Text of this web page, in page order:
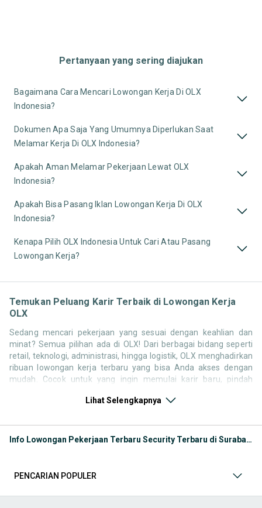
Pertanyaan yang sering diajukan
Bagaimana Cara Mencari Lowongan Kerja Di OLX
Indonesia?
Dokumen Apa Saja Yang Umumnya Diperlukan Saat
Melamar Kerja Di OLX Indonesia?
Apakah Aman Melamar Pekerjaan Lewat OLX
Indonesia?
Apakah Bisa Pasang Iklan Lowongan Kerja Di OLX
Indonesia?
Kenapa Pilih OLX Indonesia Untuk Cari Atau Pasang
Lowongan Kerja?
Temukan Peluang Karir Terbaik di Lowongan Kerja
OLX
Sedang mencari pekerjaan yang sesuai dengan keahlian dan
minat? Semua pilihan ada di OLX! Dari berbagai bidang seperti
retail, teknologi, administrasi, hingga logistik, OLX menghadirkan
ribuan lowongan kerja terbaru yang bisa Anda akses dengan
mudah. Cocok untuk yang ingin memulai karir baru, pindah
tersedia dalam satu platform praktis yang bisa diakses kapan
bisa menjelajahi berbagai peluang karir dengan mudah,
maupun profesional yang ingin upgrade karier, semua ada disini,
Lihat Selengkapnya
Info Lowongan Pekerjaan Terbaru Security Terbaru di Surabaya Kota
PENCARIAN POPULER